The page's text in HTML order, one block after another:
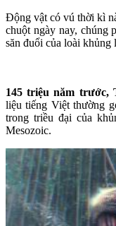
Động vật có vú thời kì
chuột ngày nay, chúng
săn đuổi của loài khủng
145 triệu năm trước,
liệu tiếng Việt thường
trong triều đại của
Mesozoic.